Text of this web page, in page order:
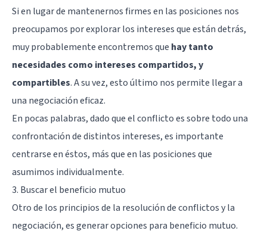
Si en lugar de mantenernos firmes en las posiciones nos
preocupamos por explorar los intereses que están detrás,
muy probablemente encontremos que hay tanto
necesidades como intereses compartidos, y
compartibles. A su vez, esto último nos permite llegar a
una negociación eficaz.
En pocas palabras, dado que el conflicto es sobre todo una
confrontación de distintos intereses, es importante
centrarse en éstos, más que en las posiciones que
asumimos individualmente.
3. Buscar el beneficio mutuo
Otro de los principios de la resolución de conflictos y la
negociación, es generar opciones para beneficio mutuo.